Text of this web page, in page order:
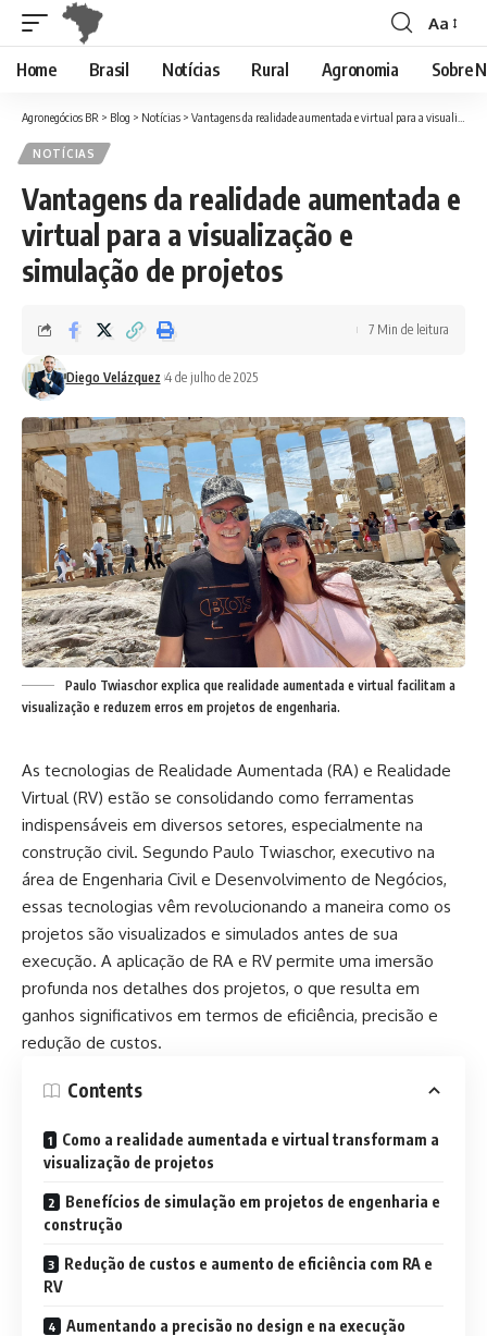
Font
Resizer
Aa
Home Brasil Notícias Rural Agronomia Sobre
Agronegócios BR > Blog > Notícias > Vantagens da realidade aumentada e virtual para a visualização e simulação de projetos
NOTÍCIAS
Vantagens da realidade aumentada e
virtual para a visualização e
simulação de projetos
Diego Velázquez 4 de julho de 2025
7 Min de leitura
Paulo Twiaschor explica que realidade aumentada e virtual facilitam a
visualização e reduzem erros em projetos de engenharia.
As tecnologias de Realidade Aumentada (RA) e Realidade
Virtual (RV) estão se consolidando como ferramentas
indispensáveis em diversos setores, especialmente na
construção civil. Segundo Paulo Twiaschor, executivo na
área de Engenharia Civil e Desenvolvimento de Negócios,
essas tecnologias vêm revolucionando a maneira como os
projetos são visualizados e simulados antes de sua
execução. A aplicação de RA e RV permite uma imersão
profunda nos detalhes dos projetos, o que resulta em
ganhos significativos em termos de eficiência, precisão e
redução de custos.
Contents
Como a realidade aumentada e virtual transformam a
visualização de projetos
Benefícios de simulação em projetos de engenharia e
construção
Redução de custos e aumento de eficiência com RA e
RV
Aumentando a precisão no design e na execução